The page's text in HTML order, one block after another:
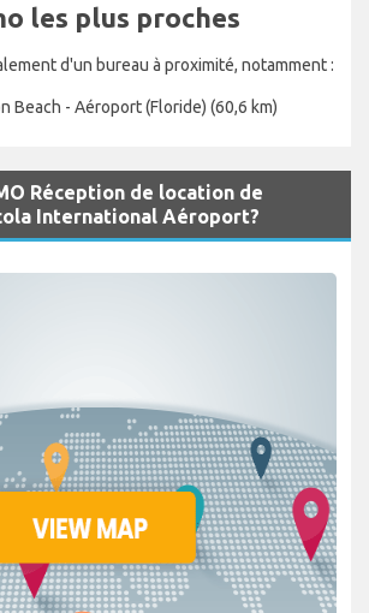
les plus proches
d'un bureau à proximité, notamment :
Beach - Aéroport (Floride) (60,6 km)
Réception de location de
International Aéroport?